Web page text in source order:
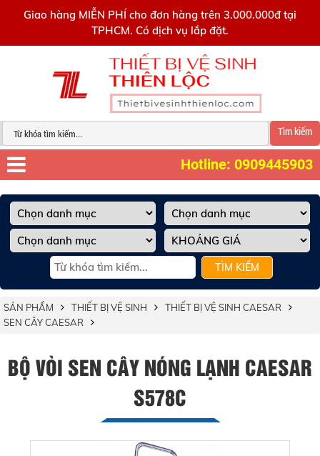
Giao hàng MIỄN PHÍ cho đơn hàng trên 3.000.000đ tại
TPHCM. Có dịch vụ lắp đặt.
Tìm kiếm
Hotline: 0909445903
TÌM KIẾM
SẢN PHẨM THIẾT BỊ VỆ SINH
THIẾT BỊ VỆ SINH CAESAR
SEN CÂY CAESAR
BỘ VÒI SEN CÂY NÓNG LẠNH CAESAR
S578C
0909445903